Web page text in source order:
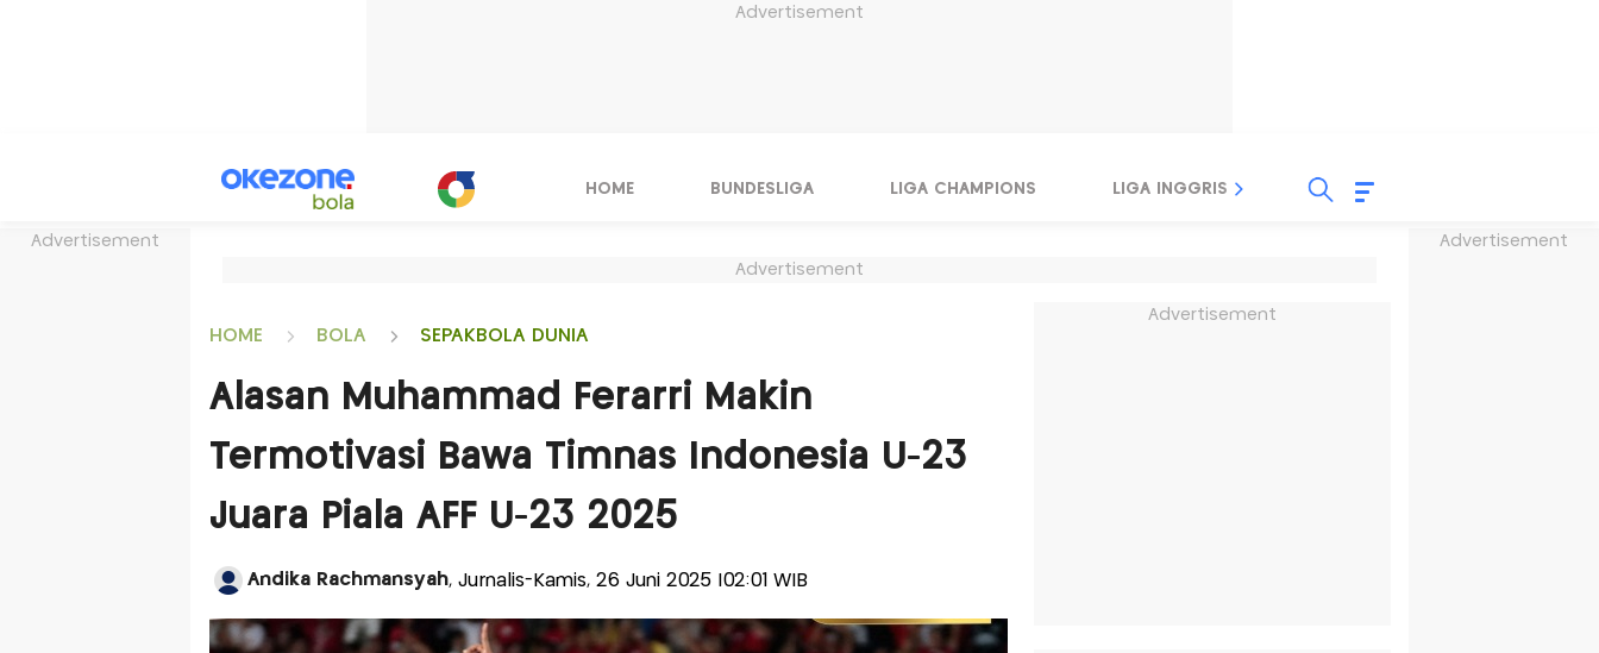
Advertisement
Advertisement Advertisement
HOME BUNDESLIGA LIGA CHAMPIONS LIGA INGGRIS LIGA ITALIA
Advertisement
HOME BOLA SEPAKBOLA DUNIA
Alasan Muhammad Ferarri Makin
Termotivasi Bawa Timnas Indonesia U-23
Juara Piala AFF U-23 2025
Andika Rachmansyah, Jurnalis-Kamis, 26 Juni 2025 |02:01 WIB
Advertisement